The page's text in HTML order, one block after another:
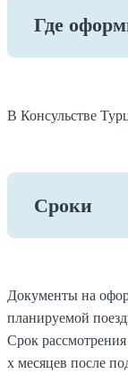
Где
В Консульстве
Сроки
Документы на
планируемой
Срок
х месяцев после